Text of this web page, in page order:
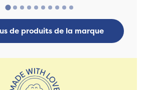
de produits de la marque